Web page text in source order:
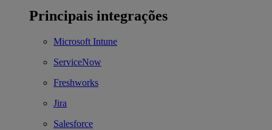
Principais integrações
Microsoft Intune
ServiceNow
Freshworks
Jira
Salesforce